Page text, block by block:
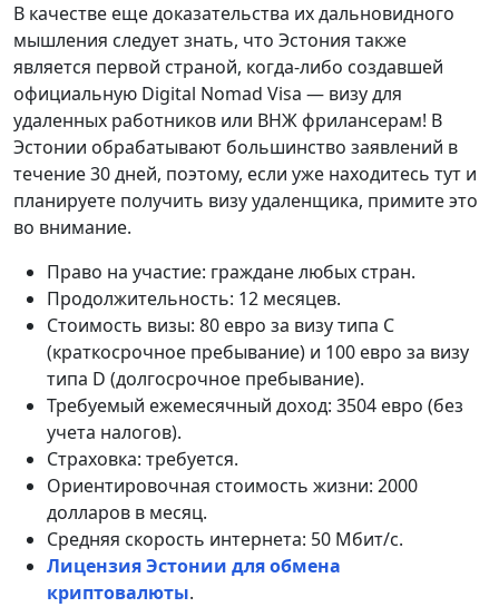
В качестве еще доказательства их дальновидного
мышления следует знать, что Эстония также
является первой страной, когда-либо создавшей
официальную Digital Nomad Visa — визу для
удаленных работников или ВНЖ фрилансерам! В
Эстонии обрабатывают большинство заявлений в
течение 30 дней, поэтому, если уже находитесь тут и
планируете получить визу удаленщика, примите это
во внимание.
Право на участие: граждане любых стран.
Продолжительность: 12 месяцев.
Стоимость визы: 80 евро за визу типа C
(краткосрочное пребывание) и 100 евро за визу
типа D (долгосрочное пребывание).
Требуемый ежемесячный доход: 3504 евро (без
учета налогов).
Страховка: требуется.
Ориентировочная стоимость жизни: 2000
долларов в месяц.
Средняя скорость интернета: 50 Мбит/с.
Лицензия Эстонии для обмена
криптовалюты.